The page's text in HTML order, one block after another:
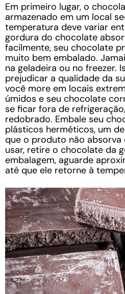
Em primeiro lugar, o
armazenado em um local
temperatura deve variar
gordura do chocolate
facilmente, seu chocolate
muito bem embalado.
na geladeira ou no freezer.
prejudicar a qualidade da
você more em locais
úmidos e seu chocolate
se ficar fora de
redobrado. Embale seu
plásticos herméticos, um
que o produto não absorva
usar, retire o chocolate da
embalagem, aguarde
até que ele retorne à